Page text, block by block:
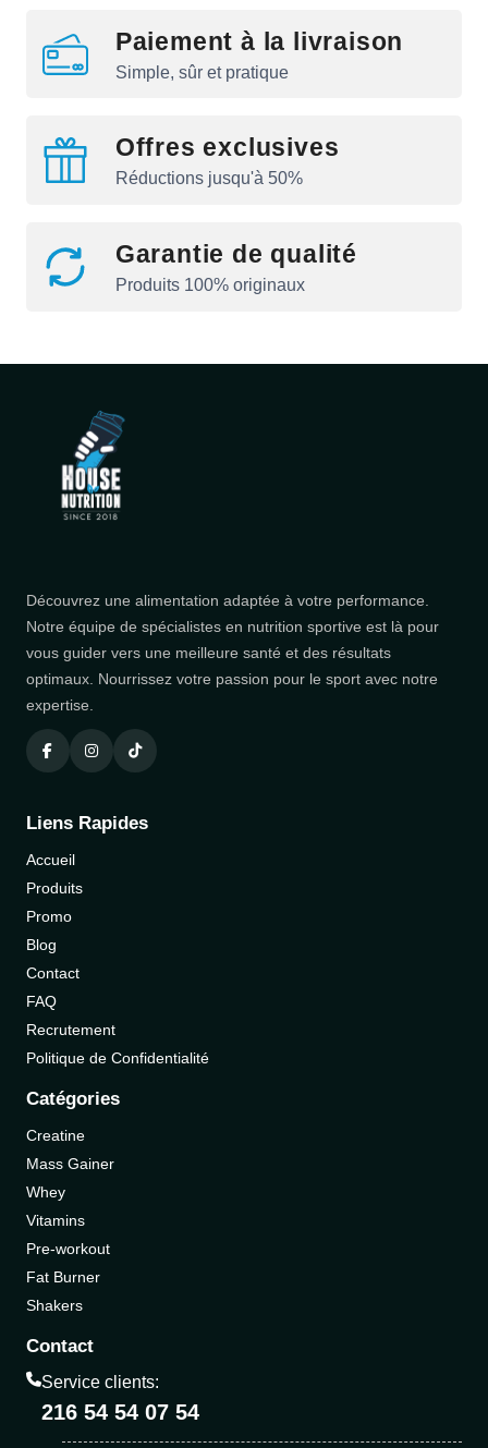
Paiement à la livraison
Simple, sûr et pratique
Offres exclusives
Réductions jusqu'à 50%
Garantie de qualité
Produits 100% originaux
Découvrez une alimentation adaptée à votre performance.
Notre équipe de spécialistes en nutrition sportive est là pour
vous guider vers une meilleure santé et des résultats
optimaux. Nourrissez votre passion pour le sport avec notre
expertise.
Liens Rapides
Accueil
Produits
Promo
Blog
Contact
FAQ
Recrutement
Politique de Confidentialité
Catégories
Creatine
Mass Gainer
Whey
Vitamins
Pre-workout
Fat Burner
Shakers
Contact
Service clients:
216 54 54 07 54